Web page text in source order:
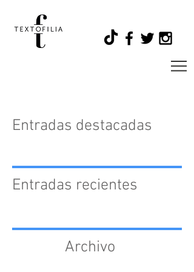
Entradas destacadas
Entradas recientes
Archivo